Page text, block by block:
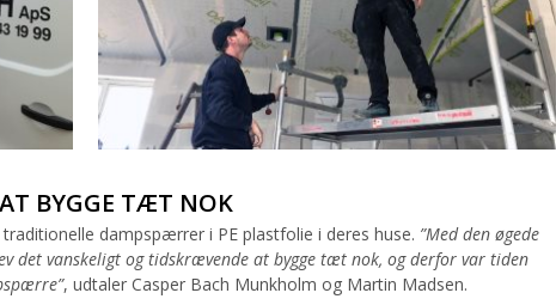
BYGGE TÆT NOK
dampspærrer i PE plastfolie i deres huse. ”Med den øgede
det vanskeligt og tidskrævende at bygge tæt nok, og derfor var tiden
, udtaler Casper Bach Munkholm og Martin Madsen.